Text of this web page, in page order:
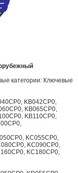
категории: Ключевые
KB042CP0,
KB065CP0,
KB110CP0,
KC055CP0,
KC090CP0,
KC180CP0,